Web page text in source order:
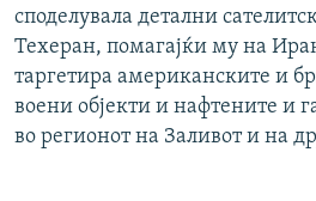
споделувала детални
Техеран, помагајќи му на
таргетира американските и
воени објекти и нафтените и
во регионот на Заливот и на